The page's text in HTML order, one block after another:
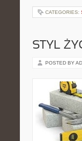
CATEGORIES:
STYL
POSTED BY